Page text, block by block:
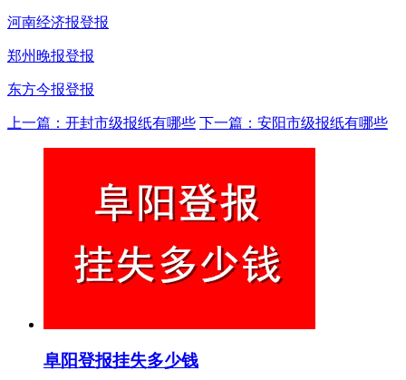
河南经济报登报
郑州晚报登报
东方今报登报
上一篇：开封市级报纸有哪些 下一篇：安阳市级报纸有哪些
阜阳登报挂失多少钱